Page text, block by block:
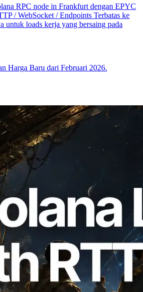
RPC node in Frankfurt dengan EPYC
/ WebSocket / Endpoints Terbatas ke
untuk loads kerja yang bersaing pada
Harga Baru dari Februari 2026.
Solana Leader Slot
Ping dari 7
— Validators Information